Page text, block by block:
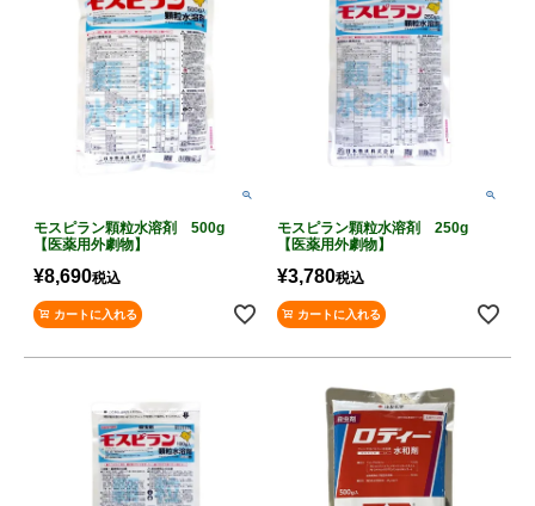
モスピラン顆粒水溶剤 500g
【医薬用外劇物】
¥8,690税込
カートに入れる
モスピラン顆粒水溶剤 250g
【医薬用外劇物】
¥3,780税込
カートに入れる